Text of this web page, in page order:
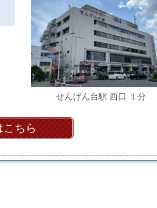
せんげん台駅 西口 １分
こちら